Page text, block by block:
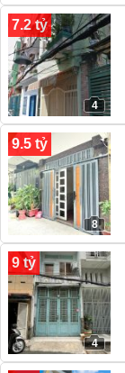
7.2 tỷ
4
9.5 tỷ
8
9 tỷ
4